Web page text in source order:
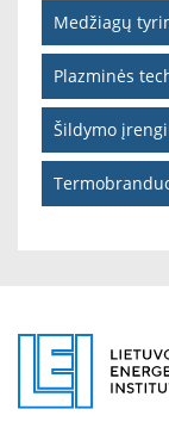
Medžiagų
Plazminės
Šildymo